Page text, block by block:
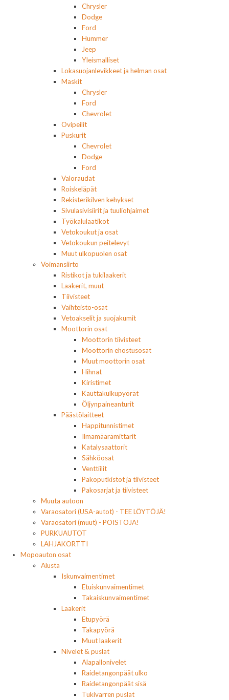
Chrysler
Dodge
Ford
Hummer
Jeep
Yleismalliset
Lokasuojanlevikkeet ja helman osat
Maskit
Chrysler
Ford
Chevrolet
Ovipeilit
Puskurit
Chevrolet
Dodge
Ford
Valoraudat
Roiskeläpät
Rekisterikilven kehykset
Sivulasivisiirit ja tuuliohjaimet
Työkalulaatikot
Vetokoukut ja osat
Vetokoukun peitelevyt
Muut ulkopuolen osat
Voimansiirto
Ristikot ja tukilaakerit
Laakerit, muut
Tiivisteet
Vaihteisto-osat
Vetoakselit ja suojakumit
Moottorin osat
Moottorin tiivisteet
Moottorin ehostusosat
Muut moottorin osat
Hihnat
Kiristimet
Kauttakulkupyörät
Öljynpaineanturit
Päästölaitteet
Happitunnistimet
Ilmamäärämittarit
Katalysaattorit
Sähköosat
Venttiilit
Pakoputkistot ja tiivisteet
Pakosarjat ja tiivisteet
Muuta autoon
Varaosatori (USA-autot) - TEE LÖYTÖJÄ!
Varaosatori (muut) - POISTOJA!
PURKUAUTOT
LAHJAKORTTI
Mopoauton osat
Alusta
Iskunvaimentimet
Etuiskunvaimentimet
Takaiskunvaimentimet
Laakerit
Etupyörä
Takapyörä
Muut laakerit
Nivelet & puslat
Alapallonivelet
Raidetangonpäät ulko
Raidetangonpäät sisä
Tukivarren puslat